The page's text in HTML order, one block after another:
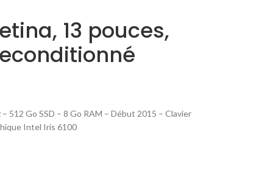
13 pouces,
512 Go SSD – 8 Go RAM – Début 2015 – Clavier
Intel Iris 6100